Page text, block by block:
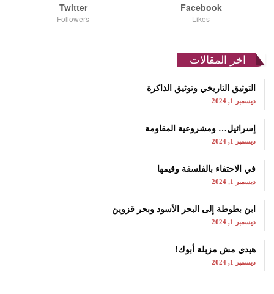
Facebook
Likes
Twitter
Followers
اخر المقالات
التوثيق التاريخي وتوثيق الذاكرة
ديسمبر 1, 2024
إسرائيل… ومشروعية المقاومة
ديسمبر 1, 2024
في الاحتفاء بالفلسفة وقيمها
ديسمبر 1, 2024
ابن بطوطة إلى البحر الأسود وبحر قزوين
ديسمبر 1, 2024
هيدي مش مزبلة أبوك!
ديسمبر 1, 2024